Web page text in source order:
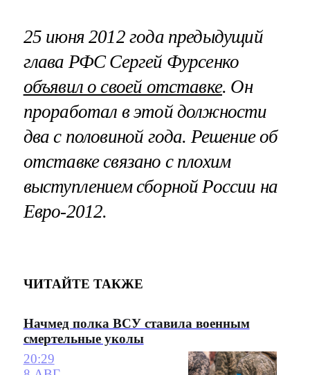
25 июня 2012 года предыдущий
глава РФС Сергей Фурсенко
объявил о своей отставке. Он
проработал в этой должности
два с половиной года. Решение об
отставке связано с плохим
выступлением сборной России на
Евро-2012.
ЧИТАЙТЕ ТАКЖЕ
Начмед полка ВСУ ставила военным
смертельные уколы
20:29